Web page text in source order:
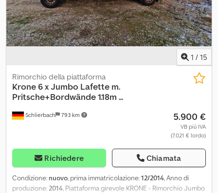
1 / 15
Schlierbach 793 km
Rimorchio della piattaforma
Krone 6 x Jumbo Lafette m.
Pritsche+Bordwände 1.18m ...
5.900 €
VB più IVA
(7.021 € lordo)
Richiedere Chiamata
Condizione: nuovo, prima immatricolazione:12/2014, Anno di
produzione:2014, Piattaforma girevole KRONE - Rimorchio Jumbo